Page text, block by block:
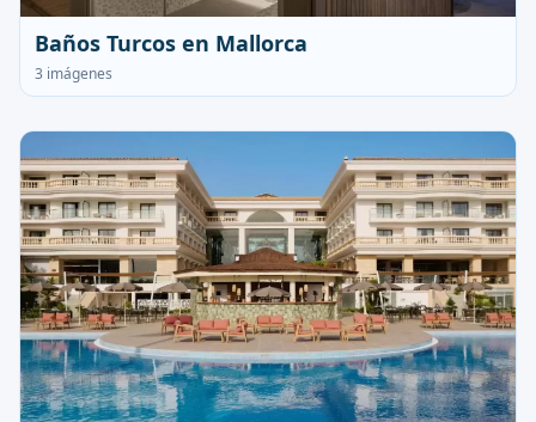
Baños Turcos en Mallorca
3 imágenes